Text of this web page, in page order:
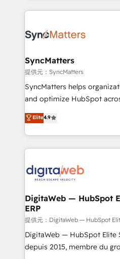
onboarding in weeks
advanced optimization & adoption 📍 São
experience with CRM,
Own back-end developers -
View, SuperOffice) -
Business Central, Navision, AX,
focus on growing B2B
such as manufacturing,
partner, we know how
That's why we have
technology and people with
strive for optimal customer
SyncMatters
提供元：SyncMatters
SyncMatters helps
and optimize HubSpot
From CRM data migrations
and portal consolidations,
data across every system. Core Solutions: -
HubSpot CRM Data
Synchronization - HubSpot
to HubSpot migrations -
ERP integrations - Multi-
synchronization - Fixing
integrations Trusted by RevOps teams to manage
complex, high-risk CRM
Elite4.9
DigitaWeb — HubSpot
ERP
提供元：DigitaWeb — HubSpot
DigitaWeb — HubSpot Elite
depuis 2015, membre du